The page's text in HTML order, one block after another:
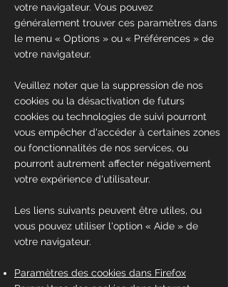
votre navigateur. Vous pouvez
généralement trouver ces paramètres dans
le menu « Options » ou « Préférences » de
votre navigateur.
Veuillez noter que la suppression de nos
cookies ou la désactivation de futurs
cookies ou technologies de suivi pourront
vous empêcher d'accéder à certaines zones
ou fonctionnalités de nos services, ou
pourront autrement affecter négativement
votre expérience d'utilisateur.
Les liens suivants peuvent être utiles, ou
vous pouvez utiliser l'option « Aide » de
votre navigateur.
Paramètres des cookies dans Firefox